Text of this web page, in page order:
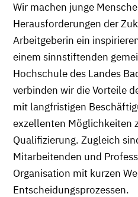
Wir machen junge
Herausforderungen der
Arbeitgeberin ein
einem sinnstiftenden
Hochschule des Landes
verbinden wir die Vorteile
mit langfristigen
exzellenten Möglichkeiten
Qualifizierung. Zugleich
Mitarbeitenden und
Organisation mit kurzen
Entscheidungsprozessen.